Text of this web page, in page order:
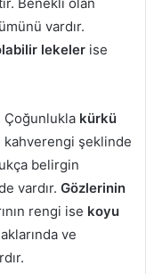
Benekli olan
vardır.
lekeler ise
kürkü
kahverengi şeklinde
belirgin
vardır. Gözlerinin
rengi ise koyu
ve